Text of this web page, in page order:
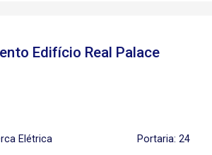
Edifício Real Palace
Elétrica
Portaria: 24